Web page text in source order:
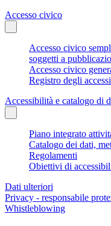
Accesso civico
Accesso civico
soggetti a
Accesso civico
Registro degli accessi
Accessibilità e catalogo di
Piano integrato
Catalogo dei dati,
Regolamenti
Obiettivi di
Dati ulteriori
Privacy - responsabile
Whistleblowing